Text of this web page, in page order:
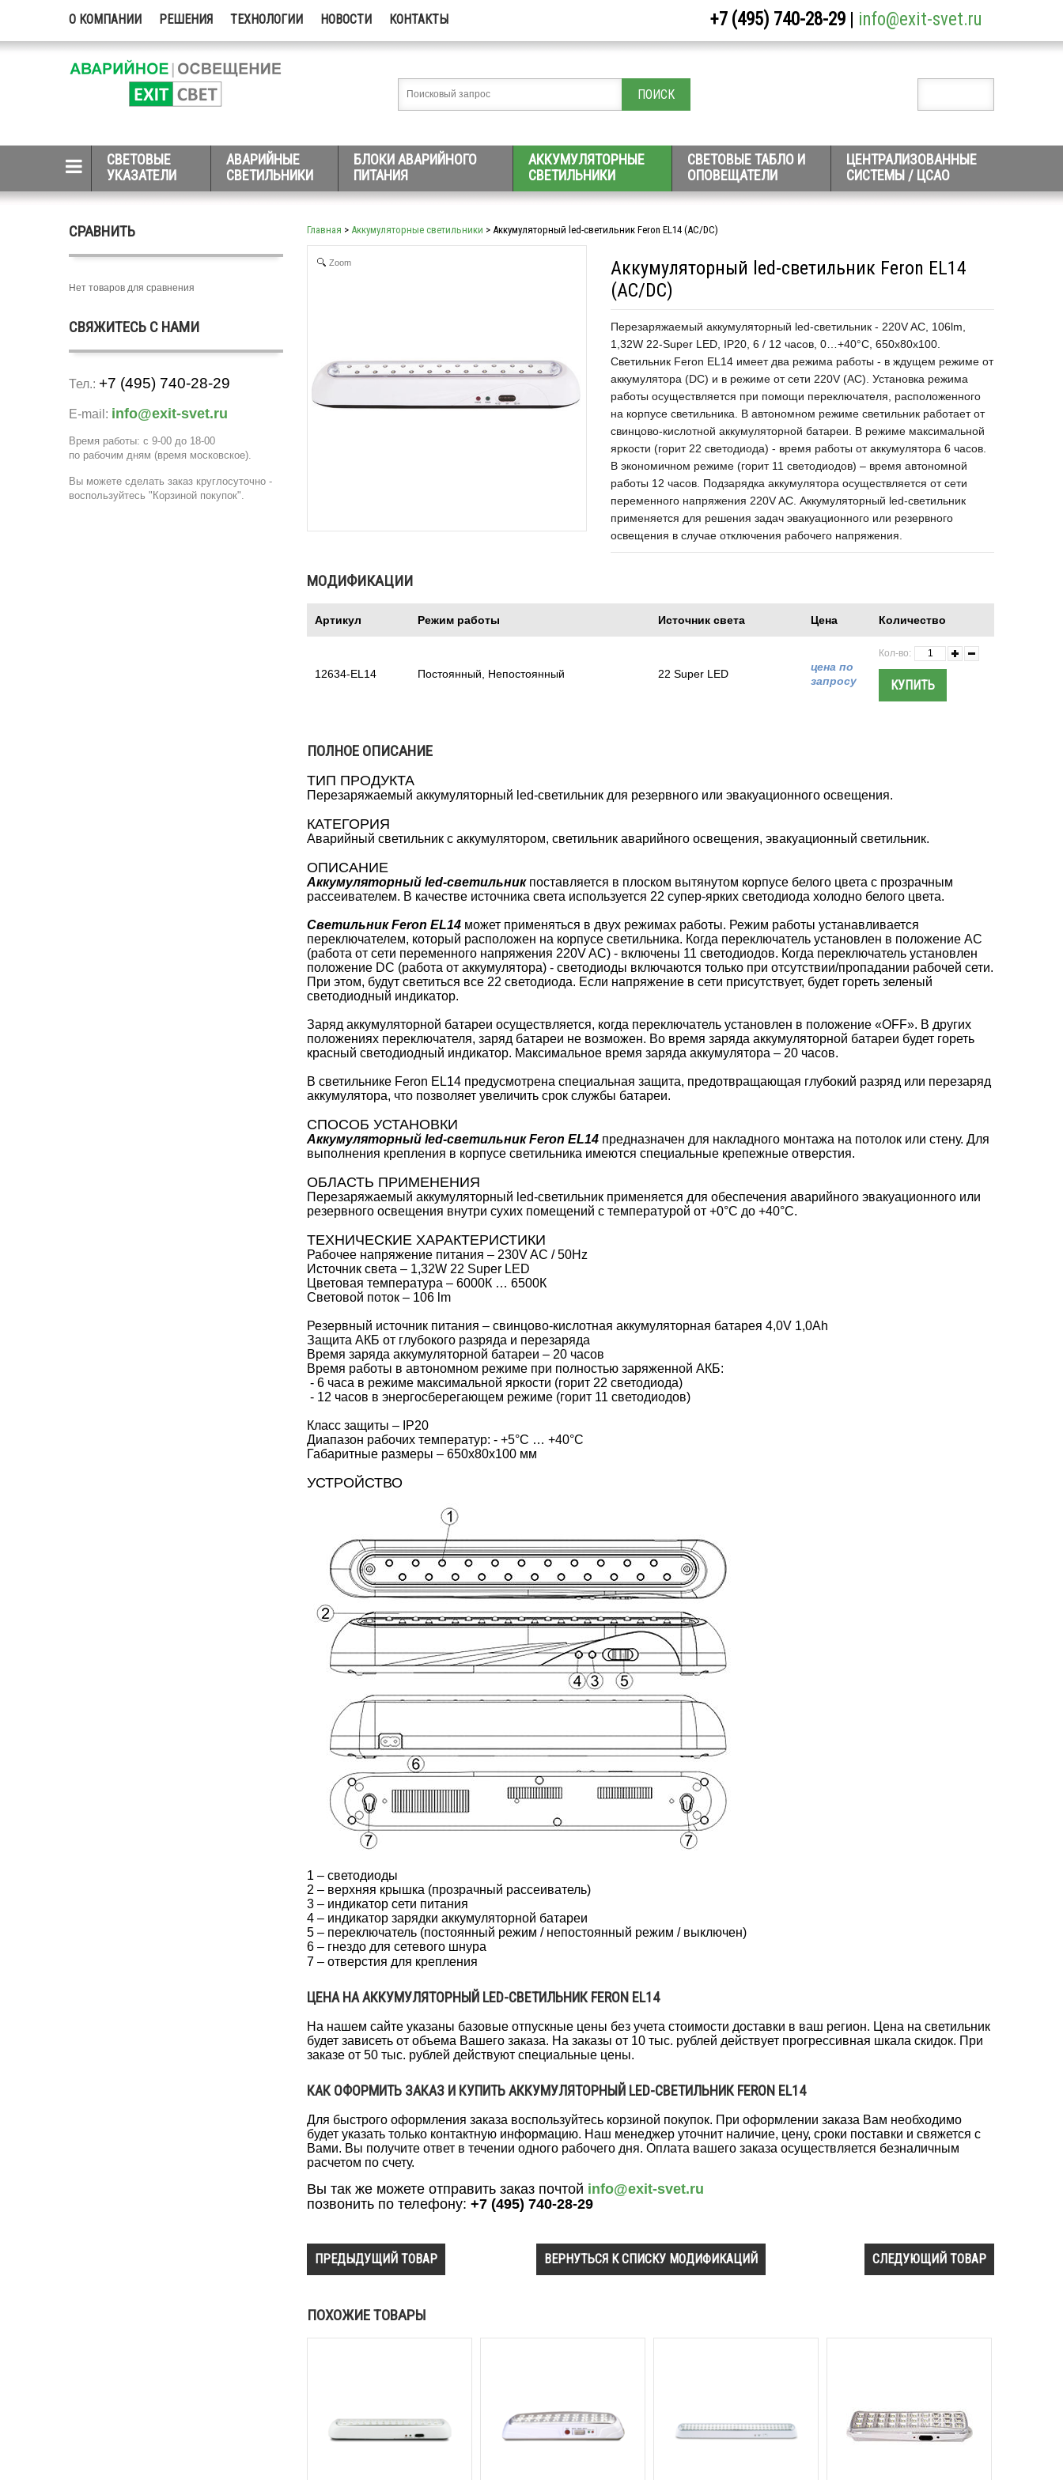
О КОМПАНИИ РЕШЕНИЯ ТЕХНОЛОГИИ НОВОСТИ КОНТАКТЫ +7 (495) 740-28-29 info@exit-svet.ru
СВЕТОВЫЕ
УКАЗАТЕЛИ
АВАРИЙНЫЕ
СВЕТИЛЬНИКИ
БЛОКИ АВАРИЙНОГО
ПИТАНИЯ
АККУМУЛЯТОРНЫЕ
СВЕТИЛЬНИКИ
СВЕТОВЫЕ ТАБЛО И
ОПОВЕЩАТЕЛИ
ЦЕНТРАЛИЗОВАННЫЕ
СИСТЕМЫ / ЦСАО
СРАВНИТЬ
Нет товаров для сравнения
СВЯЖИТЕСЬ С НАМИ
Тел.: +7 (495) 740-28-29
E-mail: info@exit-svet.ru
Время работы: с 9-00 до 18-00
по рабочим дням (время московское).
Вы можете сделать заказ круглосуточно -
воспользуйтесь "Корзиной покупок".
Главная > Аккумуляторные светильники > Аккумуляторный led-светильник Feron EL14 (AC/DC)
Аккумуляторный led-светильник Feron EL14
(AC/DC)
Перезаряжаемый аккумуляторный led-светильник - 220V AC, 106lm,
1,32W 22-Super LED, IP20, 6 / 12 часов, 0…+40°С, 650х80х100.
Светильник Feron EL14 имеет два режима работы - в ждущем режиме от
аккумулятора (DC) и в режиме от сети 220V (AC). Установка режима
работы осуществляется при помощи переключателя, расположенного
на корпусе светильника. В автономном режиме светильник работает от
свинцово-кислотной аккумуляторной батареи. В режиме максимальной
яркости (горит 22 светодиода) - время работы от аккумулятора 6 часов.
В экономичном режиме (горит 11 светодиодов) – время автономной
работы 12 часов. Подзарядка аккумулятора осуществляется от сети
переменного напряжения 220V AC. Аккумуляторный led-светильник
применяется для решения задач эвакуационного или резервного
освещения в случае отключения рабочего напряжения.
Zoom
МОДИФИКАЦИИ
Артикул Режим работы Источник света Цена Количество
12634-EL14 Постоянный, Непостоянный 22 Super LED
цена по
запросу
Кол-во:
ПОЛНОЕ ОПИСАНИЕ
ТИП ПРОДУКТА
Перезаряжаемый аккумуляторный led-светильник для резервного или эвакуационного освещения.
КАТЕГОРИЯ
Аварийный светильник с аккумулятором, светильник аварийного освещения, эвакуационный светильник.
ОПИСАНИЕ
Аккумуляторный led-светильникпоставляется в плоском вытянутом корпусе белого цвета с прозрачным
рассеивателем. В качестве источника света используется 22 супер-ярких светодиода холодно белого цвета.
Светильник Feron EL14 может применяться в двух режимах работы. Режим работы устанавливается
переключателем, который расположен на корпусе светильника. Когда переключатель установлен в положение AC
(работа от сети переменного напряжения 220V AC) - включены 11 светодиодов. Когда переключатель установлен
положение DC (работа от аккумулятора) - светодиоды включаются только при отсутствии/пропадании рабочей сети.
При этом, будут светиться все 22 светодиода. Если напряжение в сети присутствует, будет гореть зеленый
светодиодный индикатор.
Заряд аккумуляторной батареи осуществляется, когда переключатель установлен в положение «OFF». В других
положениях переключателя, заряд батареи не возможен. Во время заряда аккумуляторной батареи будет гореть
красный светодиодный индикатор. Максимальное время заряда аккумулятора – 20 часов.
В светильнике Feron EL14 предусмотрена специальная защита, предотвращающая глубокий разряд или перезаряд
аккумулятора, что позволяет увеличить срок службы батареи.
СПОСОБ УСТАНОВКИ
Аккумуляторный led-светильник Feron EL14 предназначен для накладного монтажа на потолок или стену. Для
выполнения крепления в корпусе светильника имеются специальные крепежные отверстия.
ОБЛАСТЬ ПРИМЕНЕНИЯ
Перезаряжаемый аккумуляторный led-светильник применяется для обеспечения аварийного эвакуационного или
резервного освещения внутри сухих помещений с температурой от +0°С до +40°С.
ТЕХНИЧЕСКИЕ ХАРАКТЕРИСТИКИ
Рабочее напряжение питания – 230V AC / 50Hz
Источник света – 1,32W 22 Super LED
Цветовая температура – 6000К … 6500К
Световой поток – 106 lm
Резервный источник питания – свинцово-кислотная аккумуляторная батарея 4,0V 1,0Ah
Защита АКБ от глубокого разряда и перезаряда
Время заряда аккумуляторной батареи – 20 часов
Время работы в автономном режиме при полностью заряженной АКБ:
- 6 часа в режиме максимальной яркости (горит 22 светодиода)
- 12 часов в энергосберегающем режиме (горит 11 светодиодов)
Класс защиты – IP20
Диапазон рабочих температур: - +5°С … +40°С
Габаритные размеры – 650x80x100 мм
УСТРОЙСТВО
1 – светодиоды
2 – верхняя крышка (прозрачный рассеиватель)
3 – индикатор сети питания
4 – индикатор зарядки аккумуляторной батареи
5 – переключатель (постоянный режим / непостоянный режим / выключен)
6 – гнездо для сетевого шнура
7 – отверстия для крепления
ЦЕНА НА АККУМУЛЯТОРНЫЙ LED-СВЕТИЛЬНИК FERON EL14
На нашем сайте указаны базовые отпускные цены без учета стоимости доставки в ваш регион. Цена на светильник
будет зависеть от объема Вашего заказа. На заказы от 10 тыс. рублей действует прогрессивная шкала скидок. При
заказе от 50 тыс. рублей действуют специальные цены.
КАК ОФОРМИТЬ ЗАКАЗ И КУПИТЬ АККУМУЛЯТОРНЫЙ LED-СВЕТИЛЬНИК FERON EL14
Для быстрого оформления заказа воспользуйтесь корзиной покупок. При оформлении заказа Вам необходимо
будет указать только контактную информацию. Наш менеджер уточнит наличие, цену, сроки поставки и свяжется с
Вами. Вы получите ответ в течении одного рабочего дня. Оплата вашего заказа осуществляется безналичным
расчетом по счету.
Вы так же можете отправить заказ почтой info@exit-svet.ru
позвонить по телефону: +7 (495) 740-28-29
ПРЕДЫДУЩИЙ ТОВАР ВЕРНУТЬСЯ К СПИСКУ МОДИФИКАЦИЙ СЛЕДУЮЩИЙ ТОВАР
ПОХОЖИЕ ТОВАРЫ